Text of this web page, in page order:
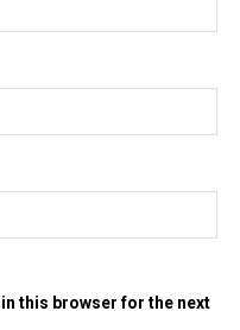
this browser for the next